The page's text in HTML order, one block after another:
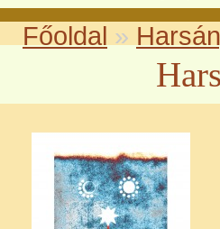
Főoldal »